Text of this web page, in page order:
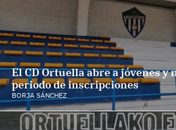
El CD Ortuella abre a jóvenes y
periodo de inscripciones
BORJA SÁNCHEZ